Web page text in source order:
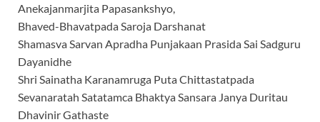
Anekajanmarjita Papasankshyo,
Bhaved-Bhavatpada Saroja Darshanat
Shamasva Sarvan Apradha Punjakaan Prasida Sai Sadguru
Dayanidhe
Shri Sainatha Karanamruga Puta Chittastatpada
Sevanaratah Satatamca Bhaktya Sansara Janya Duritau
Dhavinir Gathaste